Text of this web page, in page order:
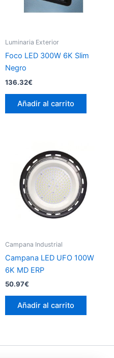
Luminaria Exterior
Foco LED 300W 6K Slim
Negro
136.32€
Añadir al carrito
Campana Industrial
Campana LED UFO 100W
6K MD ERP
50.97€
Añadir al carrito